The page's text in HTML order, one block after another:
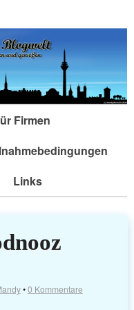
Firmen
Links
•0 Kommentare